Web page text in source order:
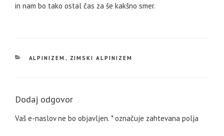
in nam bo tako ostal čas za še kakšno smer.
KATEGORIJE
ALPINIZEM , ZIMSKI ALPINIZEM
Dodaj odgovor
Vaš e-naslov ne bo objavljen. *označuje zahtevana polja